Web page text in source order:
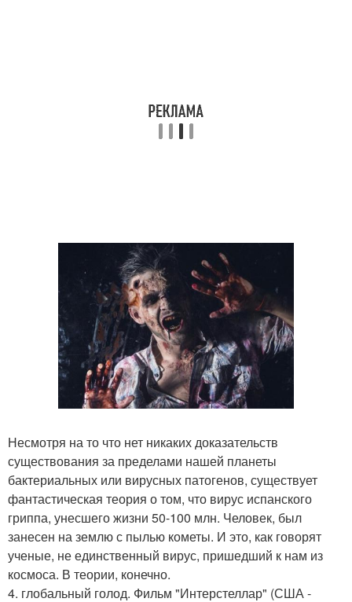
Несмотря на то что нет никаких доказательств
существования за пределами нашей планеты
бактериальных или вирусных патогенов, существует
фантастическая теория о том, что вирус испанского
гриппа, унесшего жизни 50-100 млн. Человек, был
занесен на землю с пылью кометы. И это, как говорят
ученые, не единственный вирус, пришедший к нам из
космоса. В теории, конечно.
4. глобальный голод. Фильм "Интерстеллар" (США -